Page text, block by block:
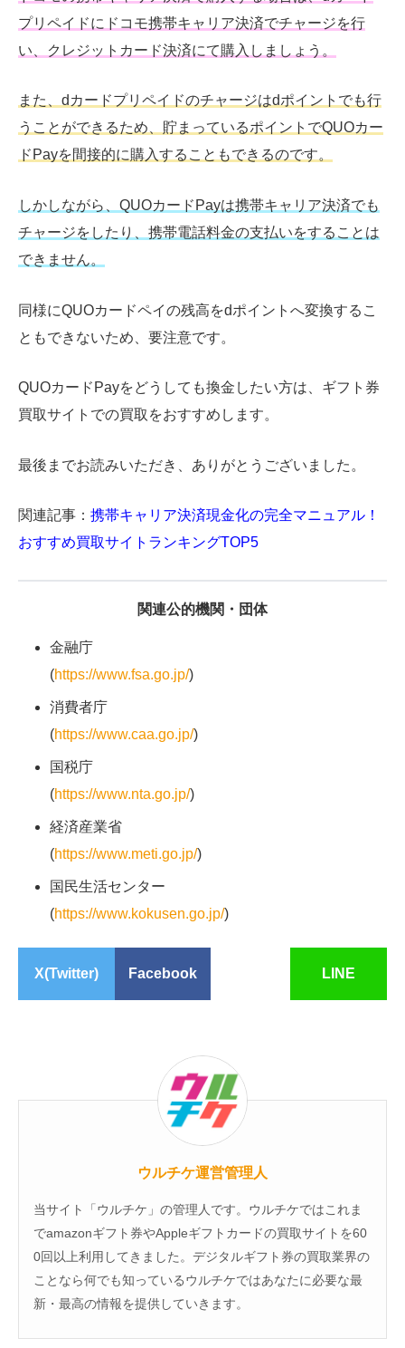
プリペイドにドコモ携帯キャリア決済でチャージを行
い、クレジットカード決済にて購入しましょう。
また、dカードプリペイドのチャージはdポイントでも行
うことができるため、貯まっているポイントでQUOカー
ドPayを間接的に購入することもできるのです。
しかしながら、QUOカードPayは携帯キャリア決済でも
チャージをしたり、携帯電話料金の支払いをすることは
できません。
同様にQUOカードペイの残高をdポイントへ変換するこ
ともできないため、要注意です。
QUOカードPayをどうしても換金したい方は、ギフト券
買取サイトでの買取をおすすめします。
最後までお読みいただき、ありがとうございました。
関連記事： 携帯キャリア決済現金化の完全マニュアル！
おすすめ買取サイトランキングTOP5
関連公的機関・団体
金融庁
(https://www.fsa.go.jp/)
消費者庁
(https://www.caa.go.jp/)
国税庁
(https://www.nta.go.jp/)
経済産業省
(https://www.meti.go.jp/)
国民生活センター
(https://www.kokusen.go.jp/)
X(Twitter) Facebook LINE
ウルチケ運営管理人
当サイト「ウルチケ」の管理人です。ウルチケではこれま
でamazonギフト券やAppleギフトカードの買取サイトを60
0回以上利用してきました。デジタルギフト券の買取業界の
ことなら何でも知っているウルチケではあなたに必要な最
新・最高の情報を提供していきます。